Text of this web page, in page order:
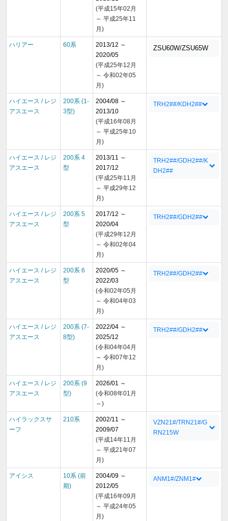
(平成15年02月
～ 平成25年11
月)
ハリアー 60系
2013/12 ～
2020/05
(平成25年12月
～ 令和02年05
月)
ZSU60W/ZSU65W
ハイエース / レジ
アスエース
200系 (1-
3型)
2004/08 ～
2013/10
(平成16年08月
～ 平成25年10
月)
TRH2##/KDH2##
ハイエース / レジ
アスエース
200系 4
型
2013/11 ～
2017/12
(平成25年11月
～ 平成29年12
月)
TRH2##/GDH2##/K
DH2##
ハイエース / レジ
アスエース
200系 5
型
2017/12 ～
2020/04
(平成29年12月
～ 令和02年04
月)
TRH2##/GDH2##
ハイエース / レジ
アスエース
200系 6
型
2020/05 ～
2022/03
(令和02年05月
～ 令和04年03
月)
TRH2##/GDH2##
ハイエース / レジ
アスエース
200系 (7-
8型)
2022/04 ～
2025/12
(令和04年04月
～ 令和07年12
月)
TRH2##/GDH2##
ハイエース / レジ
アスエース
200系 (9
型)
2026/01 ～
(令和08年01月
～)
ハイラックスサ
ーフ
210系
2002/11 ～
2009/07
(平成14年11月
～ 平成21年07
月)
VZN21#/TRN21#/G
RN215W
アイシス
10系 (前
期)
2004/09 ～
2012/05
(平成16年09月
～ 平成24年05
月)
ANM1#/ZNM1#